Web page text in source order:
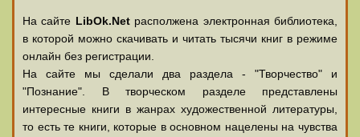
На сайте LibOk.Netрасполжена электронная библиотека,
в которой можно скачивать и читать тысячи книг в режиме
онлайн без регистрации.
На сайте мы сделали два раздела - "Творчество" и
"Познание". В творческом разделе представлены
интересные книги в жанрах художественной литературы,
то есть те книги, которые в основном нацелены на чувства